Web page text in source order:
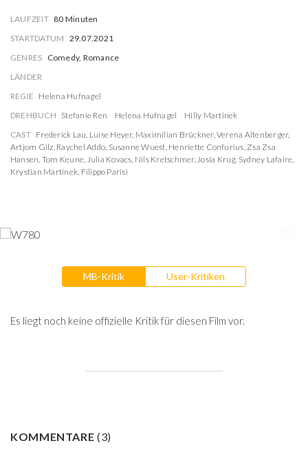
LAUFZEIT 80 Minuten
STARTDATUM 29.07.2021
GENRES Comedy, Romance
LÄNDER
REGIE Helena Hufnagel
DREHBUCH Stefanie Ren Helena Hufnagel
Hilly Martinek
CAST Frederick Lau Luise Heyer, Maximilian Brückner, Verena Altenberger,
Artjom Gilz Raychel Addo Susanne Wuest Henriette Confurius Zsa Zsa
Hansen Tom Keune Julia Kovacs Nils Kretschmer, Josia Krug Sydney Lafaire
Krystian Martinek Filippo Parisi
MB-Kritik User-Kritiken
Es liegt noch keine offizielle Kritik für diesen Film vor.
KOMMENTARE(3)